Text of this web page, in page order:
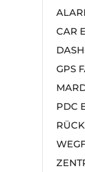
CAR
GPS
PDC